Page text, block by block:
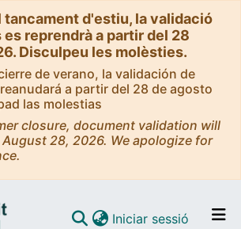
tancament d'estiu, la validació
reprendrà a partir del 28
Disculpeu les molèsties.
de verano, la validación de
a partir del 28 de agosto
las molestias
closure, document validation will
28, 2026. We apologize for
Iniciar sessió (current)